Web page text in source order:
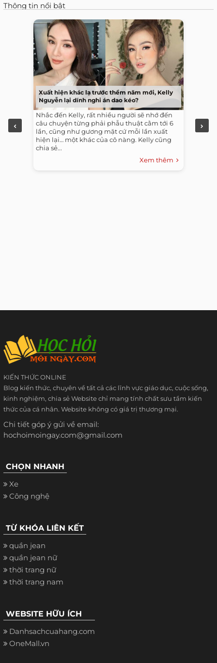
Thông tin nổi bật
Xuất hiện khác lạ trước thềm năm mới, Kelly
Nguyễn lại dính nghi án dao kéo?
Nhắc đến Kelly, rất nhiều người sẽ nhớ đến
câu chuyện từng phải phẫu thuật cằm tới 6
lần, cũng như gương mặt cứ mỗi lần xuất
hiện lại… một khác của cô nàng. Kelly cũng
chia sẻ...
Xem thêm
KIẾN THỨC ONLINE
Blog kiến thức, chuyên về tất cả các lĩnh vực giáo dục, cuộc sống,
kinh nghiệm, chia sẻ Website chỉ mang tính chất sưu tầm kiến
thức của cá nhân. Website không có giá trị thương mại.
Chi tiết góp ý gửi về email:
hochoimoingay.com@gmail.com
CHỌN NHANH
Xe
Công nghệ
TỪ KHÓA LIÊN KẾT
quần jean
quần jean nữ
thời trang nữ
thời trang nam
WEBSITE HỮU ÍCH
Danhsachcuahang.com
OneMall.vn